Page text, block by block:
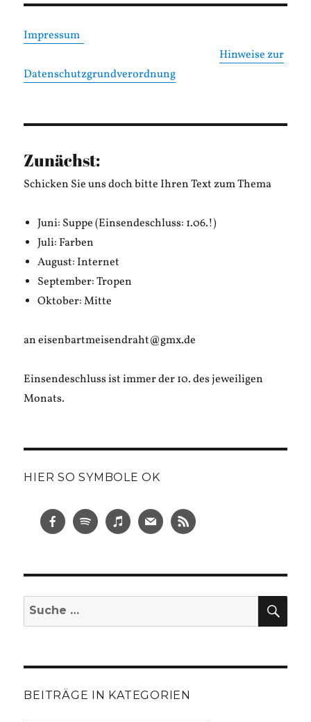
Impressum
Hinweise zur
Datenschutzgrundverordnung
Zunächst:
Schicken Sie uns doch bitte Ihren Text zum Thema
Juni: Suppe (Einsendeschluss: 1.06.!)
Juli: Farben
August: Internet
September: Tropen
Oktober: Mitte
an eisenbartmeisendraht@gmx.de
Einsendeschluss ist immer der 10. des jeweiligen
Monats.
HIER SO SYMBOLE OK
Suche
nach:
BEITRÄGE IN KATEGORIEN